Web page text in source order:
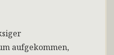
aufgekommen,